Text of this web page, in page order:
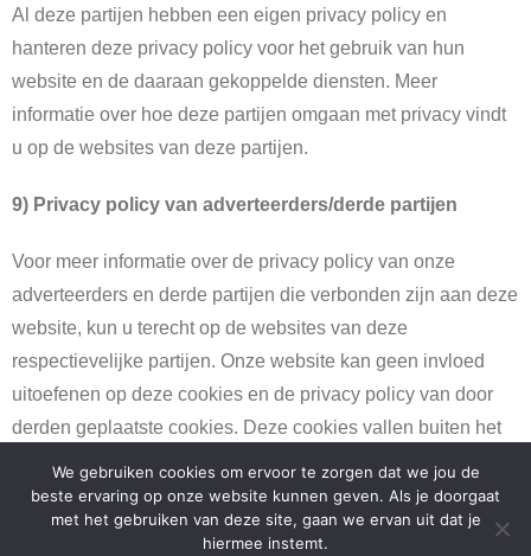
Al deze partijen hebben een eigen privacy policy en
hanteren deze privacy policy voor het gebruik van hun
website en de daaraan gekoppelde diensten. Meer
informatie over hoe deze partijen omgaan met privacy vindt
u op de websites van deze partijen.
9) Privacy policy van adverteerders/derde partijen
Voor meer informatie over de privacy policy van onze
adverteerders en derde partijen die verbonden zijn aan deze
website, kun u terecht op de websites van deze
respectievelijke partijen. Onze website kan geen invloed
uitoefenen op deze cookies en de privacy policy van door
derden geplaatste cookies. Deze cookies vallen buiten het
We gebruiken cookies om ervoor te zorgen dat we jou de
beste ervaring op onze website kunnen geven. Als je doorgaat
met het gebruiken van deze site, gaan we ervan uit dat je
hiermee instemt.